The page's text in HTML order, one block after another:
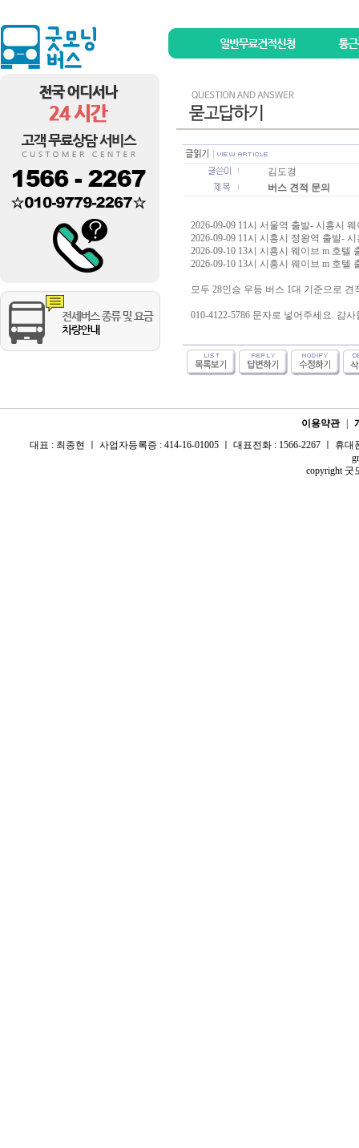
김도경
버스 견적 문의
2026-09-09 11시 서울역 출발- 시흥시
2026-09-09 11시 시흥시 정왕역 출발-
2026-09-10 13시 시흥시 웨이브 m 호텔
2026-09-10 13시 시흥시 웨이브 m 호텔
모두 28인승 우등 버스 1대 기준으로 견
010-4122-5786 문자로 넣어주세요. 감
이용약관
대표 : 최종현 ㅣ 사업자등록증 : 414-16-01005 ㅣ 대표전화 : 1566-2267 ㅣ 휴
copyright 굿